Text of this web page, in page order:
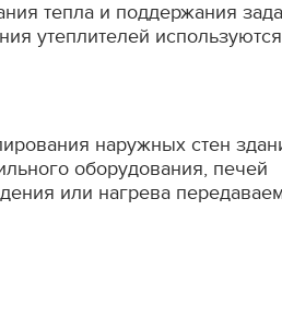
тепла и поддержания
утеплителей
наружных стен
оборудования, печей
или нагрева